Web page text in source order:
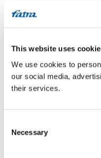
This website uses
We use cookies to
our social media,
their services.
Selection
Necessary